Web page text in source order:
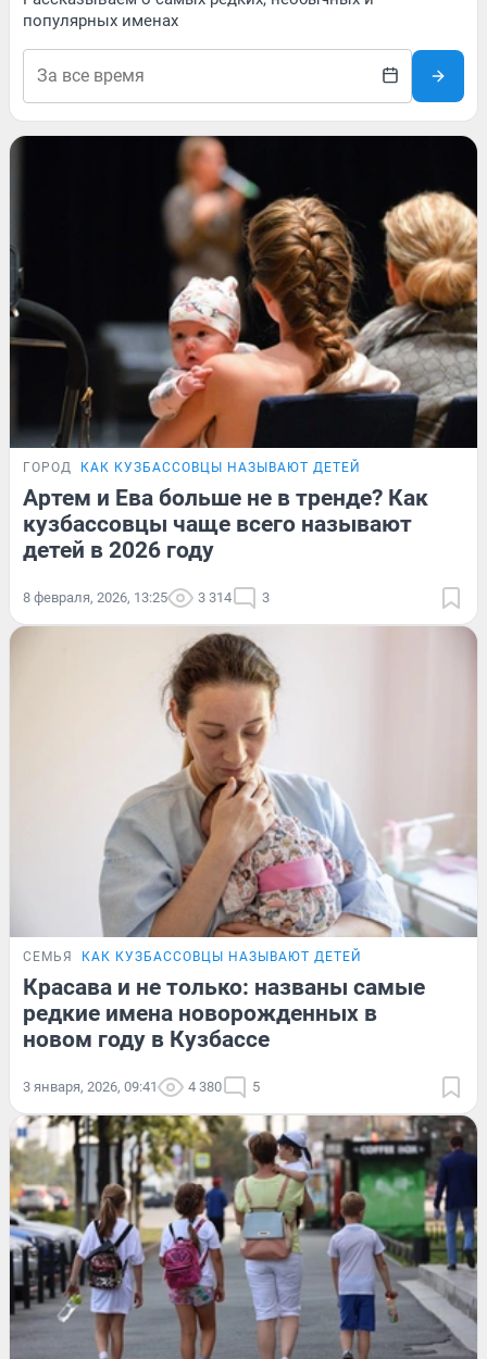
популярных именах
ГОРОД КАК КУЗБАССОВЦЫ НАЗЫВАЮТ ДЕТЕЙ
Артем и Ева больше не в тренде? Как
кузбассовцы чаще всего называют
детей в 2026 году
8 февраля, 2026, 13:25 3 314 3
СЕМЬЯ КАК КУЗБАССОВЦЫ НАЗЫВАЮТ ДЕТЕЙ
Красава и не только: названы самые
редкие имена новорожденных в
новом году в Кузбассе
3 января, 2026, 09:41 4 380 5